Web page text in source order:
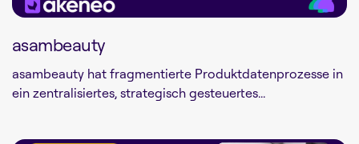
asambeauty
asambeauty hat fragmentierte Produktdatenprozesse in
ein zentralisiertes, strategisch gesteuertes...